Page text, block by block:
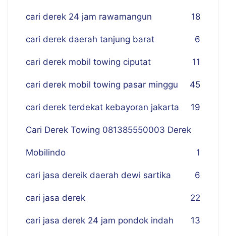
cari derek 24 jam rawamangun 18
cari derek daerah tanjung barat 6
cari derek mobil towing ciputat 11
cari derek mobil towing pasar minggu 45
cari derek terdekat kebayoran jakarta 19
Cari Derek Towing 081385550003 Derek
Mobilindo 1
cari jasa dereik daerah dewi sartika 6
cari jasa derek 22
cari jasa derek 24 jam pondok indah 13